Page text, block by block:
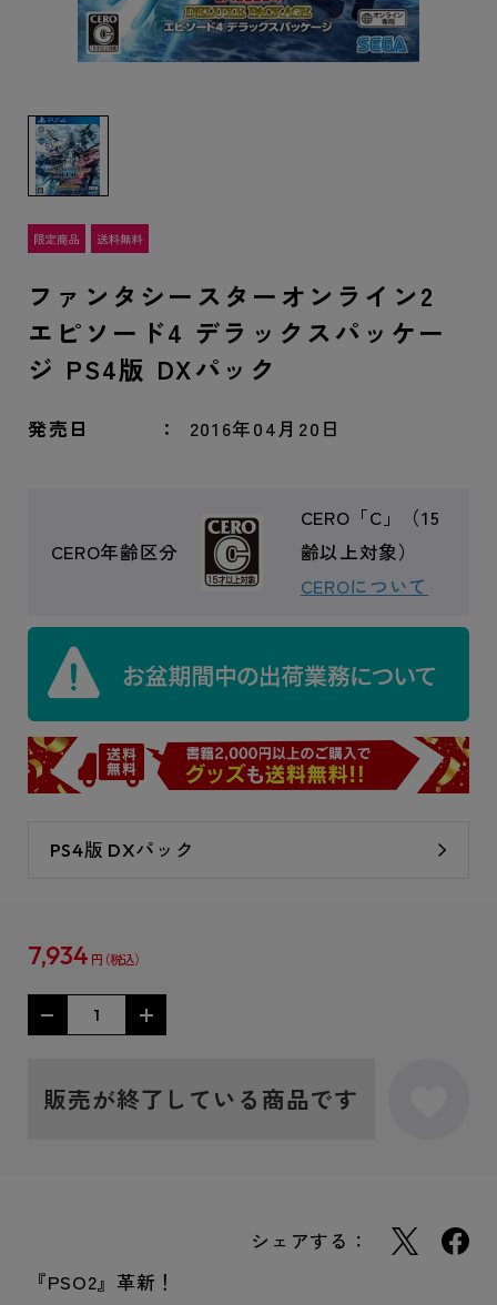
ファンタシースターオンライン2
エピソード4 デラックスパッケー
ジ PS4版 DXパック
発売日 2016年04月20日
CERO年齢区分
CERO「C」（15
齢以上対象）
CEROについて
PS4版 DXパック
7,934 円
販売が終了している商品です
シェアする：
『PSO2』革新！